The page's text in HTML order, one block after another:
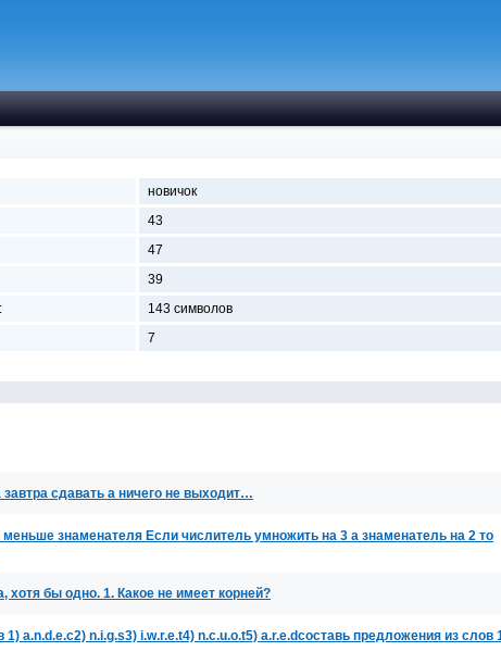
новичок
43
47
39
143 символов
7
сдавать а ничего не выходит…
знаменателя Если числитель умножить на 3 а знаменатель на 2 то
хотя бы одно. 1. Какое не имеет корней?
1) a.n.d.e.c2) n.i.g.s3) i.w.r.e.t4) n.c.u.o.t5) a.r.e.dсоставь предложения из слов